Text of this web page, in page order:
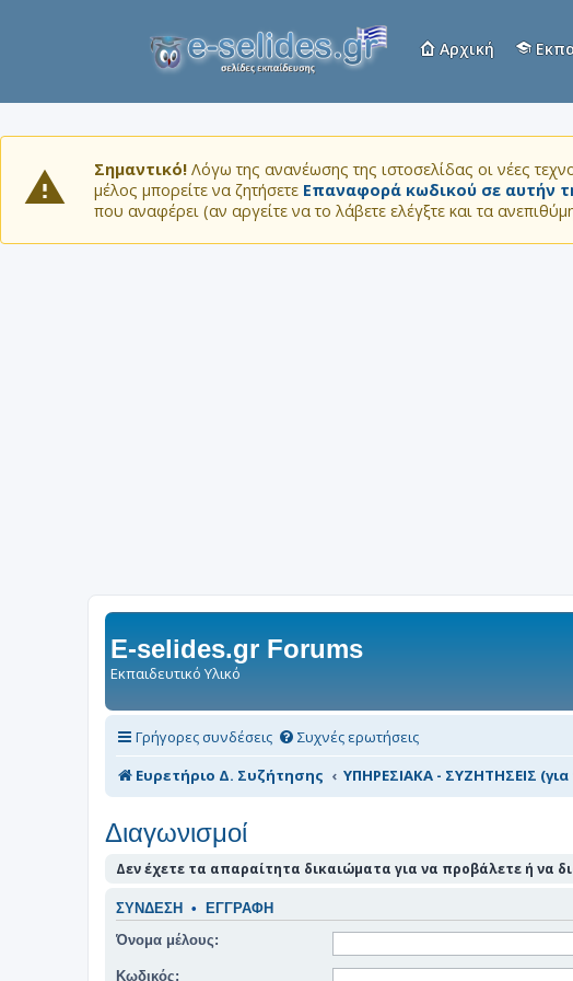
Αρχική
Σημαντικό! Λόγω της ανανέωσης της ιστοσελίδας οι νέες
μέλος μπορείτε να ζητήσετε Επαναφορά κωδικού σε αυτήν
που αναφέρει (αν αργείτε να το λάβετε ελέγξτε και τα
E-selides.gr Forums
Εκπαιδευτικό Υλικό
Γρήγορες συνδέσεις Συχνές ερωτήσεις
Ευρετήριο Δ. Συζήτησης
ΥΠΗΡΕΣΙΑΚΑ - ΣΥΖΗΤΗΣΕΙΣ
Διαγωνισμοί
Δεν έχετε τα απαραίτητα δικαιώματα για να προβάλετε ή να
ΣΎΝΔΕΣΗ • ΕΓΓΡΑΦΉ
Όνομα μέλους:
Κωδικός: